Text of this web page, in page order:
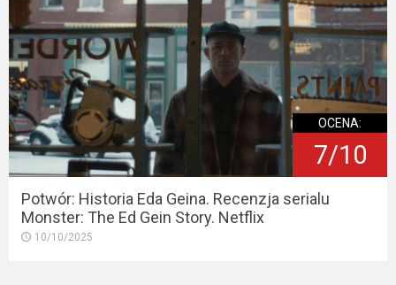
OCENA:
7/10
Potwór: Historia Eda Geina. Recenzja serialu
Monster: The Ed Gein Story. Netflix
10/10/2025